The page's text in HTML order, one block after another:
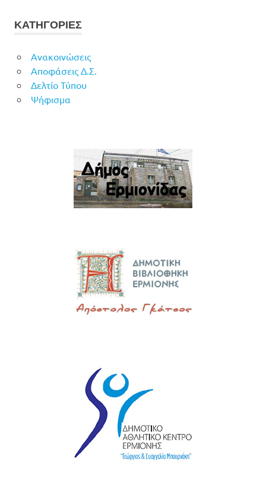
ΚΑΤΗΓΟΡΙΕΣ
Ανακοινώσεις
Αποφάσεις Δ.Σ.
Δελτίο Τύπου
Ψήφισμα